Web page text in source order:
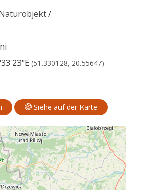
/
(51.330128, 20.55647)
Siehe auf der Karte